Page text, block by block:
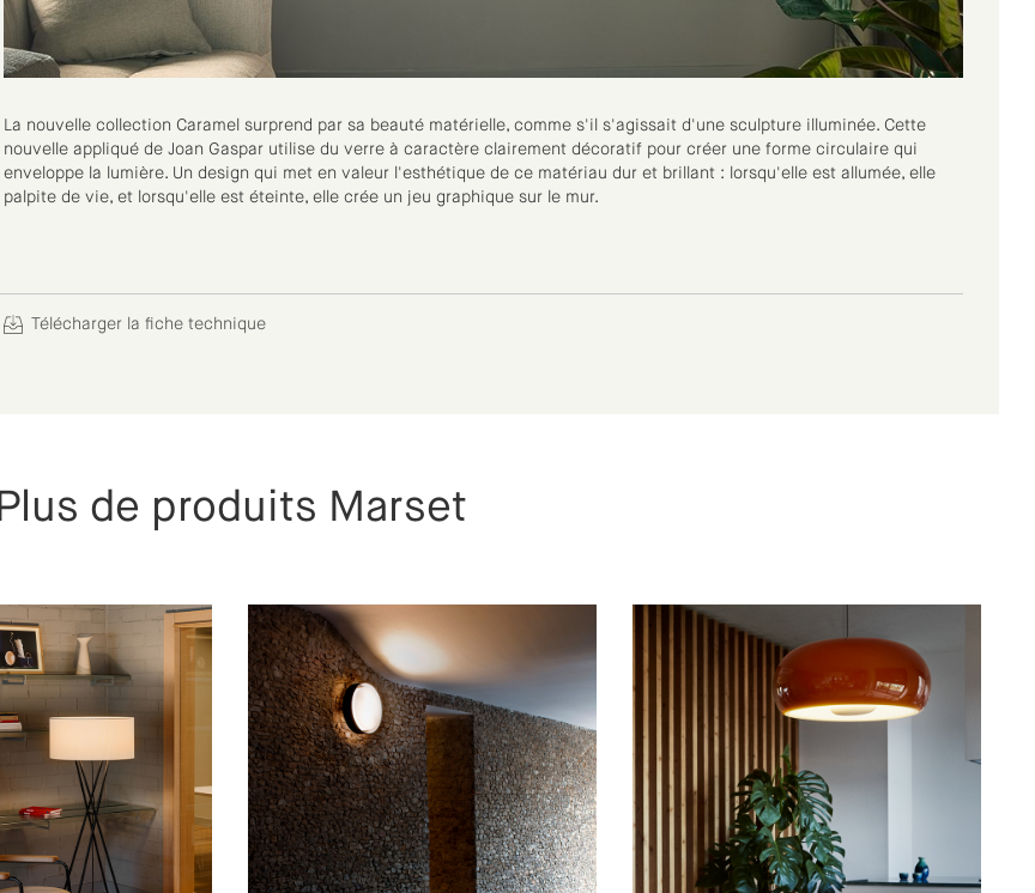
La nouvelle collection Caramel surprend par sa beauté matérielle, comme s'il s'agissait d'une sculpture illuminée. Cette
nouvelle appliqué de Joan Gaspar utilise du verre à caractère clairement décoratif pour créer une forme circulaire qui
enveloppe la lumière. Un design qui met en valeur l'esthétique de ce matériau dur et brillant : lorsqu'elle est allumée, elle
palpite de vie, et lorsqu'elle est éteinte, elle crée un jeu graphique sur le mur.
Télécharger la fiche technique
Plus de produits Marset